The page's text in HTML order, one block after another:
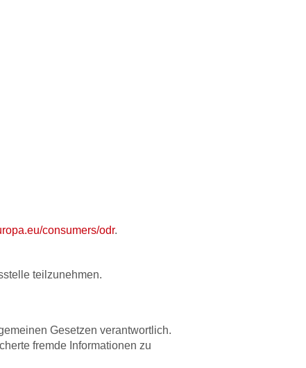
consumers/odr.
teilzunehmen.
Gesetzen verantwortlich.
fremde Informationen zu